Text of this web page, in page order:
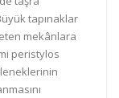
tapınaklar
mekânlara
peristylos